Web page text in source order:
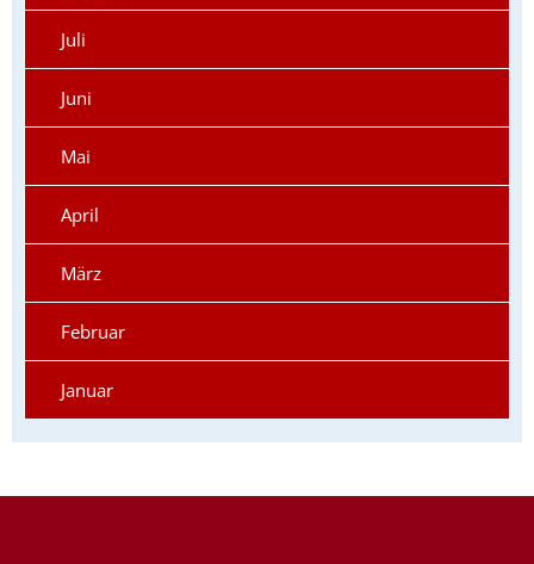
Juli
Juni
Mai
April
März
Februar
Januar